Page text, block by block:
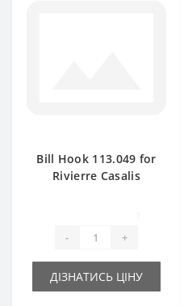
Bill Hook 113.049 for
Rivierre Casalis
- +
ДІЗНАТИСЬ ЦІНУ